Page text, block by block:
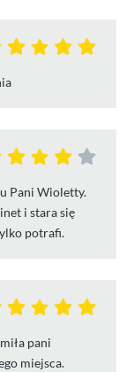
Pani Wioletty.
i stara się
potrafi.
pani
miejsca.